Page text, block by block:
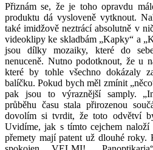
Přiznám se, že je toho opravdu
produktu dá vysloveně vytknout.
také imidžově neztrácí absolutně v
videoklipy ke skladbám „Kapky“ a
jsou dílky mozaiky, které do
nenuceně. Nutno podotknout, že u
které by tohle všechno dokázaly
balíčku. Pokud bych měl zmínit
pak jsou to výraznější samply.
průběhu času stala přirozenou
dovolím si tvrdit, že toto odvětví
Uvidíme, jak s tímto cejchem
přemety mají patent už dlouhé roky.